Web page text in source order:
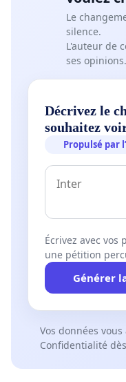
Le
silence.
L'auteur de
ses
Décrivez le
souhaitez
Propulsé par
Écrivez avec vos
une pétition
Générer
Vos données
Confidentialité